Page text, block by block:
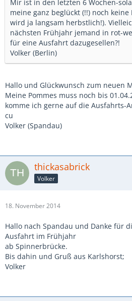
Mir ist in den letzten 6 Wochen-
meine ganz beglückt (!!) noch keine
wird ja langsam herbstlich!).
nächsten Frühjahr jemand in rot-
für eine Ausfahrt dazugesellen?!
Volker (Berlin)
Hallo und Glückwunsch zum neuen
Meine Pommes muss noch bis
komme ich gerne auf die Ausfahrts-
cu
Volker (Spandau)
thickasabrick
Volker
18. November 2014
Hallo nach Spandau und Danke für
Ausfahrt im Frühjahr
ab Spinnerbrücke.
Bis dahin und Gruß aus Karlshorst;
Volker